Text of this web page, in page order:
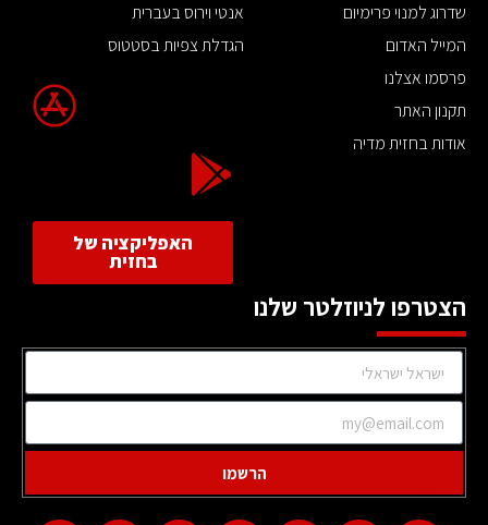
שדרוג למנוי פרימיום
המייל האדום
פרסמו אצלנו
תקנון האתר
אודות בחזית מדיה
אנטי וירוס בעברית
הגדלת צפיות בסטטוס
האפליקציה של
בחזית
הצטרפו לניוזלטר שלנו
הרשמו